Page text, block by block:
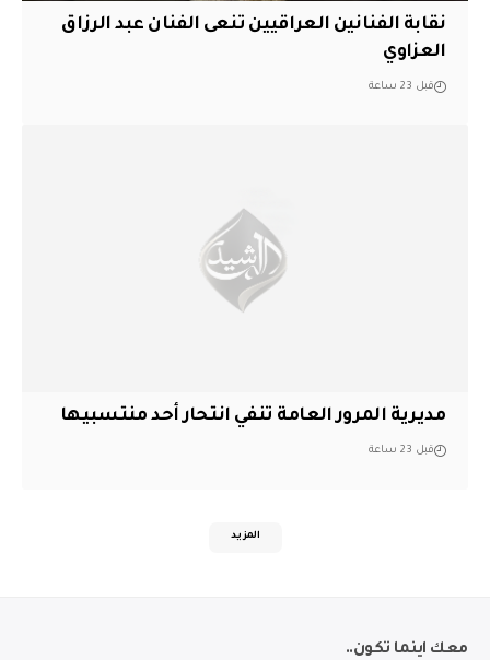
نقابة الفنانين العراقيين تنعى الفنان عبد الرزاق
العزاوي
قبل 23 ساعة
مديرية المرور العامة تنفي انتحار أحد منتسبيها
قبل 23 ساعة
المزيد
معك اينما تكون..